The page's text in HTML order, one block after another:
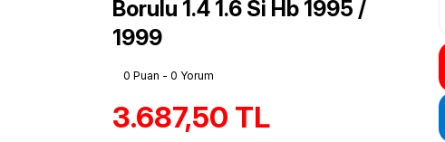
Borulu 1.4 1.6 Si Hb 1995 /
1999
0 Puan - 0 Yorum
3.687,50 TL